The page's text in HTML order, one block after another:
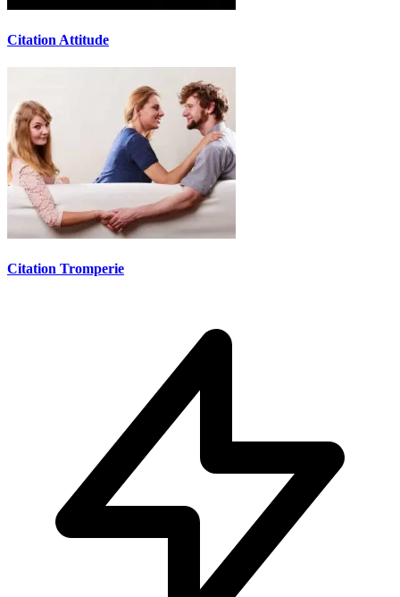
Citation Attitude
Citation Tromperie